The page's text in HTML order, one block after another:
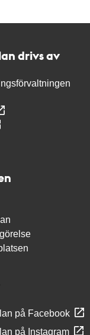
drivs av
på Facebook
på Instagram